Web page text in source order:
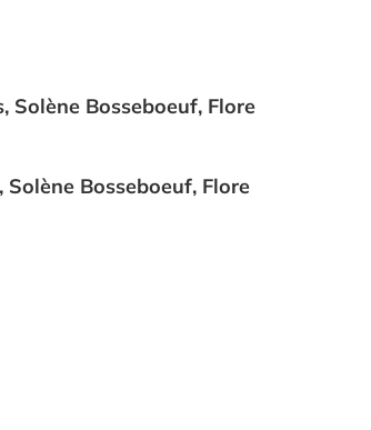
Solène Bosseboeuf, Flore
Bosseboeuf, Flore